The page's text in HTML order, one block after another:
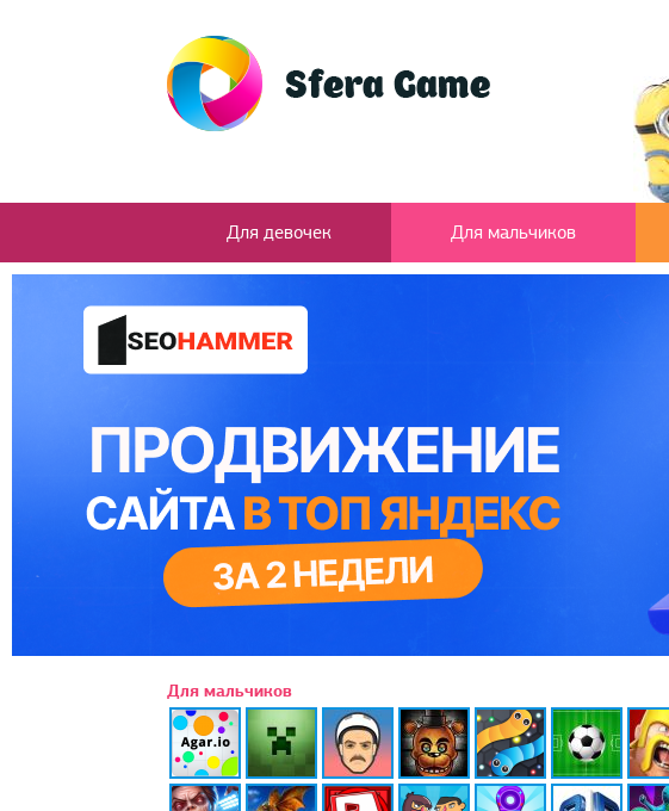
Для девочек Для мальчиков
Для мальчиков